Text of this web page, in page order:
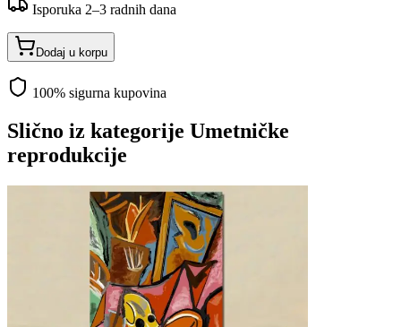
Isporuka 2–3 radnih dana
Dodaj u korpu
100% sigurna kupovina
Slično iz kategorije Umetničke
reprodukcije